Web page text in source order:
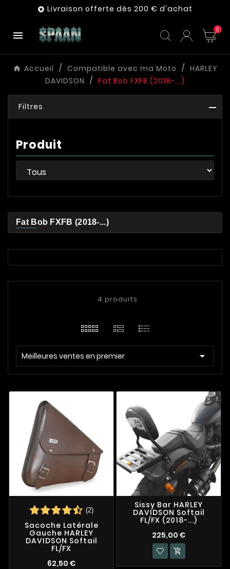
 Livraison offerte dès 200 € d'achat
 0
Accueil Compatible avec ma Moto
HARLEY
DAVIDSON
Fat Bob FXFB (2018-...)
Filtres
Produit
Fat Bob FXFB (2018-...)
4 produits
Meilleures ventes en premier 
(2)
Sacoche Latérale
Gauche HARLEY
DAVIDSON Softail
FL/FX
62,50 €
Sissy Bar HARLEY
DAVIDSON Softail
FL/FX (2018-...)
225,00 €
